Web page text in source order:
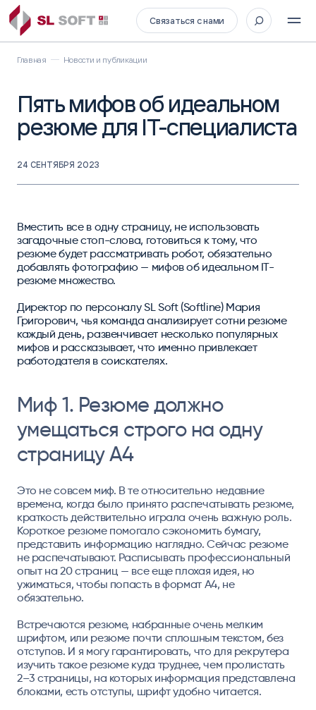
Связаться с нами
Главная Новости и публикации
Пять мифов об идеальном
резюме для IT-специалиста
24 СЕНТЯБРЯ 2023
Вместить все в одну страницу, не использовать
загадочные стоп-слова, готовиться к тому, что
резюме будет рассматривать робот, обязательно
добавлять фотографию — мифов об идеальном IT-
резюме множество.
Директор по персоналу SL Soft (Softline) Мария
Григорович, чья команда анализирует сотни резюме
каждый день, развенчивает несколько популярных
мифов и рассказывает, что именно привлекает
работодателя в соискателях.
Миф 1. Резюме должно
умещаться строго на одну
страницу А4
Это не совсем миф. В те относительно недавние
времена, когда было принято распечатывать резюме,
краткость действительно играла очень важную роль.
Короткое резюме помогало сэкономить бумагу,
представить информацию наглядно. Сейчас резюме
не распечатывают. Расписывать профессиональный
опыт на 20 страниц — все еще плохая идея, но
ужиматься, чтобы попасть в формат А4, не
обязательно.
Встречаются резюме, набранные очень мелким
шрифтом, или резюме почти сплошным текстом, без
отступов. И я могу гарантировать, что для рекрутера
изучить такое резюме куда труднее, чем пролистать
2–3 страницы, на которых информация представлена
блоками, есть отступы, шрифт удобно читается.